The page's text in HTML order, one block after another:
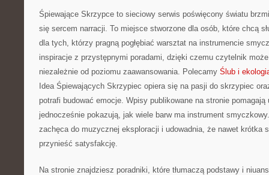
Śpiewające Skrzypce to sieciowy serwis poświęcony światu
się sercem narracji. To miejsce stworzone dla osób, które chcą
dla tych, którzy pragną pogłębiać warsztat na instrumencie
inspiracje z przystępnymi poradami, dzięki czemu czytelnik
niezależnie od poziomu zaawansowania. Polecamy Ślub i
Idea Śpiewających Skrzypiec opiera się na pasji do skrzypiec
potrafi budować emocje. Wpisy publikowane na stronie pomagają
jednocześnie pokazują, jak wiele barw ma instrument
zachęca do muzycznej eksploracji i udowadnia, że nawet krótka
przynieść satysfakcję.
Na stronie znajdziesz poradniki, które tłumaczą podstawy i